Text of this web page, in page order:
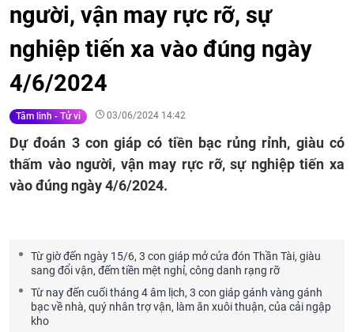
người, vận may rực rỡ, sự
nghiệp tiến xa vào đúng ngày
4/6/2024
Tâm linh - Tử vi 03/06/2024 14:42
Dự đoán 3 con giáp có tiền bạc rủng rỉnh, giàu có
thấm vào người, vận may rực rỡ, sự nghiệp tiến xa
vào đúng ngày 4/6/2024.
Từ giờ đến ngày 15/6, 3 con giáp mở cửa đón Thần Tài, giàu
sang đổi vận, đếm tiền mệt nghỉ, công danh rạng rỡ
Từ nay đến cuối tháng 4 âm lịch, 3 con giáp gánh vàng gánh
bạc về nhà, quý nhân trợ vận, làm ăn xuôi thuận, của cải ngập
kho